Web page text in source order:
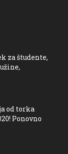
za študente,
od torka
Ponovno